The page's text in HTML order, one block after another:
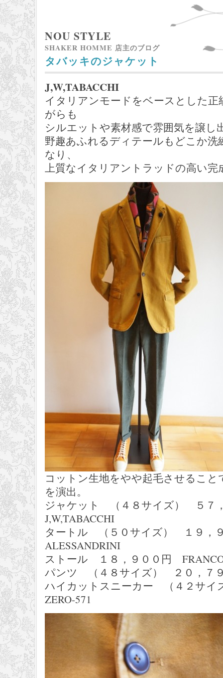
NOU STYLE
SHAKER HOMME 店主のブログ
タバッキのジャケット
J,W,TABACCHI
イタリアンモードをベースとした
がらも
シルエットや素材感で雰囲気を譲し
野趣あふれるディテールもどこか
なり、
上質なイタリアントラッドの高い完
コットン生地をやや起毛させるこ
を演出。
ジャケット （４８サイズ） ５７
J,W,TABACCHI
タートル （５０サイズ） １９，
ALESSANDRINI
ストール １８，９００円
パンツ （４８サイズ） ２０，７
ハイカットスニーカー （４２サ
ZERO-571